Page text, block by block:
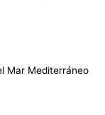
Mar Mediterráneo